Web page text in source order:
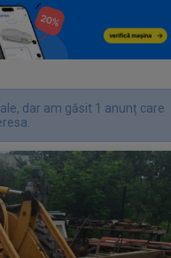
dar am găsit 1 anunț care